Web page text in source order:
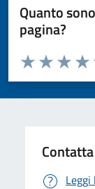
Quanto
pagina?
Valuta da 1 a 5
Valuta
Valuta 2
Valuta 1 stelle